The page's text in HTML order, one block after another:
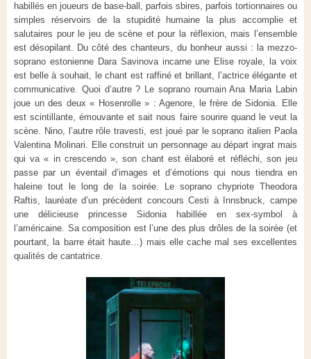
habillés en joueurs de base-ball, parfois sbires, parfois tortionnaires ou
simples réservoirs de la stupidité humaine la plus accomplie et
salutaires pour le jeu de scène et pour la réflexion, mais l’ensemble
est désopilant. Du côté des chanteurs, du bonheur aussi : la mezzo-
soprano estonienne Dara Savinova incarne une Elise royale, la voix
est belle à souhait, le chant est raffiné et brillant, l’actrice élégante et
communicative. Quoi d’autre ? Le soprano roumain Ana Maria Labin
joue un des deux « Hosenrolle » : Agenore, le frère de Sidonia. Elle
est scintillante, émouvante et sait nous faire sourire quand le veut la
scène. Nino, l’autre rôle travesti, est joué par le soprano italien Paola
Valentina Molinari. Elle construit un personnage au départ ingrat mais
qui va « in crescendo », son chant est élaboré et réfléchi, son jeu
passe par un éventail d’images et d’émotions qui nous tiendra en
haleine tout le long de la soirée. Le soprano chypriote Theodora
Raftis, lauréate d’un précèdent concours Cesti à Innsbruck, campe
une délicieuse princesse Sidonia habillée en sex-symbol à
l’américaine. Sa composition est l’une des plus drôles de la soirée (et
pourtant, la barre était haute…) mais elle cache mal ses excellentes
qualités de cantatrice.